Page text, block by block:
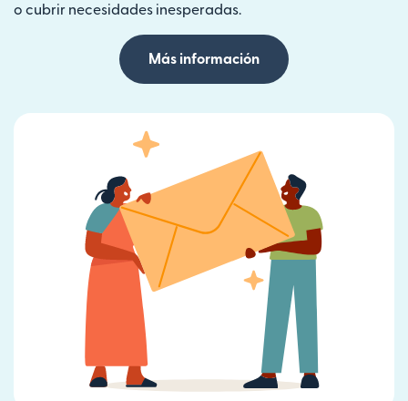
o cubrir necesidades inesperadas.
Más información